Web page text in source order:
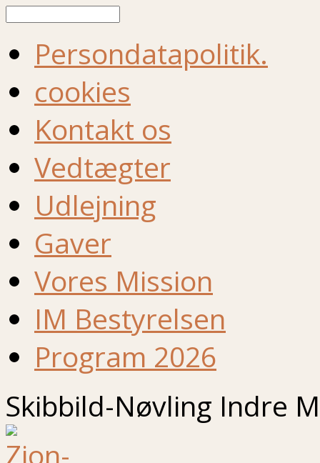
Persondatapolitik.
cookies
Kontakt os
Vedtægter
Udlejning
Gaver
Vores Mission
IM Bestyrelsen
Program 2026
Skibbild-Nøvling Indre